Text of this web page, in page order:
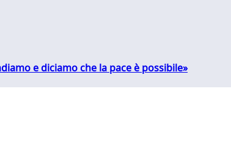
e diciamo che la pace è possibile»